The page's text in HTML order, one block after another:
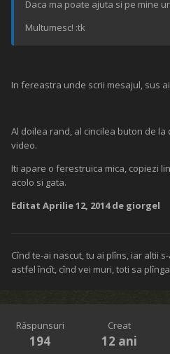
Daca ma poate ajuta si pe mine
Multumesc! :tk
In fereastra unde scrii mesajul, sus
Al doilea rand, al cincilea buton de
video.
Iti apare o ferestruica mica, copiezi
acolo si gata.
Editat Aprilie 12, 2014de giorgel
Cînd te-ai nascut, tu ai plîns, iar altii
astfel încît, cînd vei muri, toti sa
Răspunsuri
194
Creat
12 ani